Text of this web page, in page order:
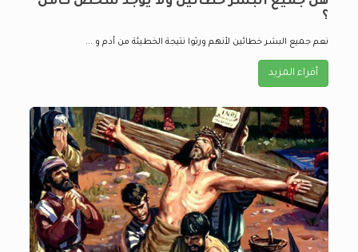
؟
نعم جميع البشر خطائين لأنهم ورثوا نتيجة الخطيئة من أدم و ...
أقراء المزيد